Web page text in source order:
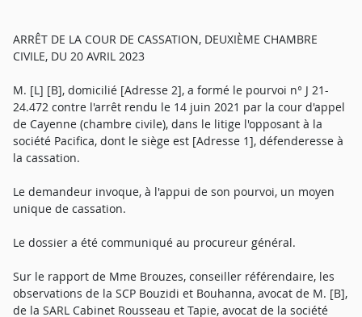
ARRÊT DE LA COUR DE CASSATION, DEUXIÈME CHAMBRE
CIVILE, DU 20 AVRIL 2023
M. [L] [B], domicilié [Adresse 2], a formé le pourvoi n° J 21-
24.472 contre l'arrêt rendu le 14 juin 2021 par la cour d'appel
de Cayenne (chambre civile), dans le litige l'opposant à la
société Pacifica, dont le siège est [Adresse 1], défenderesse à
la cassation.
Le demandeur invoque, à l'appui de son pourvoi, un moyen
unique de cassation.
Le dossier a été communiqué au procureur général.
Sur le rapport de Mme Brouzes, conseiller référendaire, les
observations de la SCP Bouzidi et Bouhanna, avocat de M. [B],
de la SARL Cabinet Rousseau et Tapie, avocat de la société